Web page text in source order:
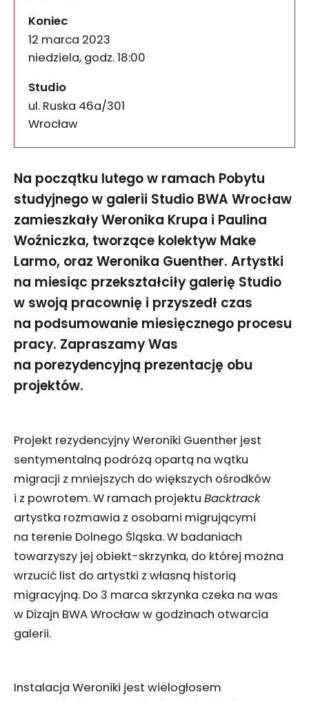
Koniec
12 marca 2023
niedziela, godz. 18:00
Studio
ul. Ruska 46a/301
50-079
Wrocław
Na początku lutego w ramach Pobytu
studyjnego w galerii Studio BWA Wrocław
zamieszkały Weronika Krupa i Paulina
Woźniczka, tworzące kolektyw Make
Larmo, oraz Weronika Guenther. Artystki
na miesiąc przekształciły galerię Studio
w swoją pracownię i przyszedł czas
na podsumowanie miesięcznego procesu
pracy. Zapraszamy Was
na porezydencyjną prezentację obu
projektów.
Projekt rezydencyjny Weroniki Guenther jest
sentymentalną podróżą opartą na wątku
migracji z mniejszych do większych ośrodków
i z powrotem. W ramach projektu Backtrack
artystka rozmawia z osobami migrującymi
na terenie Dolnego Śląska. W badaniach
towarzyszy jej obiekt-skrzynka, do której można
wrzucić list do artystki z własną historią
migracyjną. Do 3 marca skrzynka czeka na was
w Dizajn BWA Wrocław w godzinach otwarcia
galerii.
Instalacja Weroniki jest wielogłosem